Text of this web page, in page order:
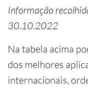
Informação
30.10.2022
Na tabela acima
dos melhores
internacionais,